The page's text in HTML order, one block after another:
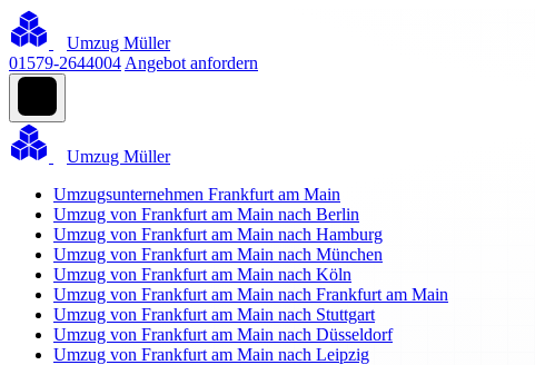
Umzug Müller
01579-2644004 Angebot anfordern
Umzug Müller
Umzugsunternehmen Frankfurt am Main
Umzug von Frankfurt am Main nach Berlin
Umzug von Frankfurt am Main nach Hamburg
Umzug von Frankfurt am Main nach München
Umzug von Frankfurt am Main nach Köln
Umzug von Frankfurt am Main nach Frankfurt am Main
Umzug von Frankfurt am Main nach Stuttgart
Umzug von Frankfurt am Main nach Düsseldorf
Umzug von Frankfurt am Main nach Leipzig